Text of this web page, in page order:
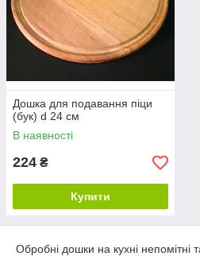
Дошка для подавання піци
(бук) d 24 см
В наявності
224 ₴
Купити
Обробні дошки на кухні непомітні